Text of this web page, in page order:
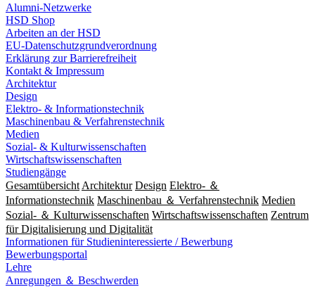
Alumni-Netzwerke
HSD Shop
Arbeiten an der HSD
EU-Datenschutzgrundverordnung
Erklärung zur Barrierefreiheit
Kontakt & Impressum
Architektur
Design
Elektro- & Informationstechnik
Maschinenbau & Verfahrenstechnik
Medien
Sozial- & Kulturwissenschaften
Wirtschaftswissenschaften
Studiengänge
Gesamtübersicht Architektur Design Elektro- ＆
Informationstechnik Maschinenbau ＆ Verfahrenstechnik Medien
Sozial- ＆ Kulturwissenschaften Wirtschaftswissenschaften Zentrum
für Digitalisierung und Digitalität
Informationen für Studieninteressierte / Bewerbung
Bewerbungsportal
Lehre
Anregungen ＆ Beschwerden